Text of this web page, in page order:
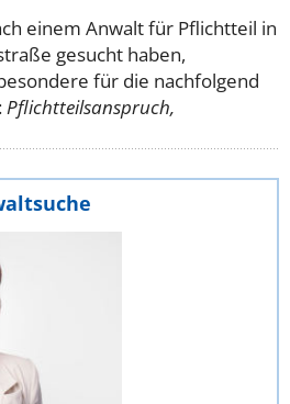
einem Anwalt für Pflichtteil in
gesucht haben,
für die nachfolgend
Pflichtteilsanspruch,